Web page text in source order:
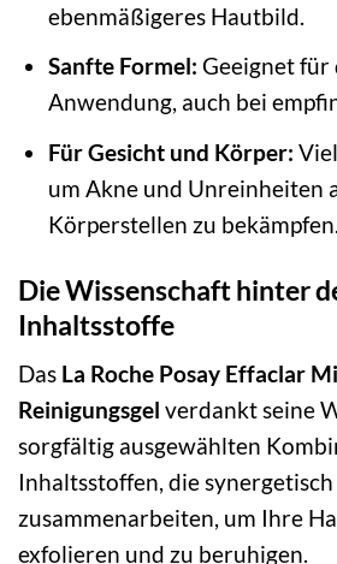
ebenmäßigeres Hautbild.
Sanfte Formel: Geeignet für
Anwendung, auch bei
Für Gesicht und Körper:
um Akne und Unreinheiten
Körperstellen zu bekämpfen.
Die Wissenschaft hinter
Inhaltsstoffe
Das La Roche Posay Effaclar
Reinigungsgel verdankt seine
sorgfältig ausgewählten
Inhaltsstoffen, die synergetisch
zusammenarbeiten, um Ihre
exfolieren und zu beruhigen.